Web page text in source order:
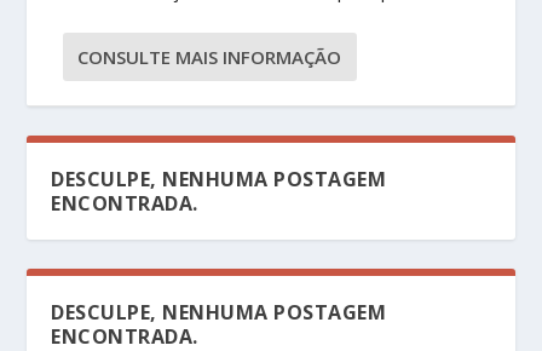
CONSULTE MAIS INFORMAÇÃO
DESCULPE, NENHUMA POSTAGEM
ENCONTRADA.
DESCULPE, NENHUMA POSTAGEM
ENCONTRADA.